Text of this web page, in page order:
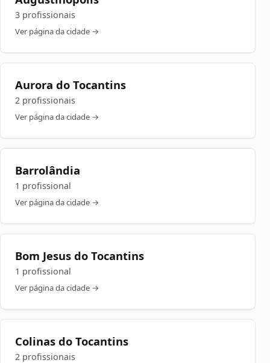
3 profissionais
Ver página da cidade →
Aurora do Tocantins
2 profissionais
Ver página da cidade →
Barrolândia
1 profissional
Ver página da cidade →
Bom Jesus do Tocantins
1 profissional
Ver página da cidade →
Colinas do Tocantins
2 profissionais